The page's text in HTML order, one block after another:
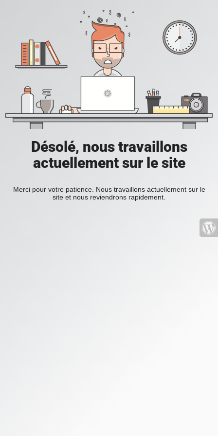
Désolé, nous travaillons
actuellement sur le site
Merci pour votre patience. Nous travaillons actuellement sur le
site et nous reviendrons rapidement.